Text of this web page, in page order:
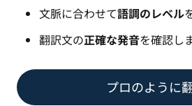
文脈に合わせて語調のレベル
翻訳文の正確な発音を確認し
プロのように